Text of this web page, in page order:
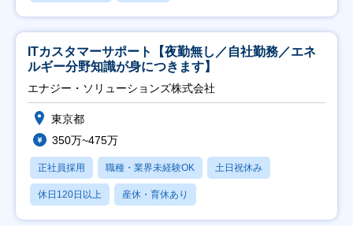
ITカスタマーサポート【夜勤無し／自社勤務／エネ
ルギー分野知識が身につきます】
エナジー・ソリューションズ株式会社
東京都
350万~475万
正社員採用 職種・業界未経験OK 土日祝休み
休日120日以上 産休・育休あり